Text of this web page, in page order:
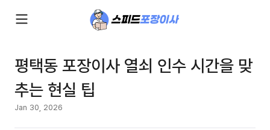
평택동 포장이사 열쇠 인수 시간을 맞
추는 현실 팁
Jan 30, 2026